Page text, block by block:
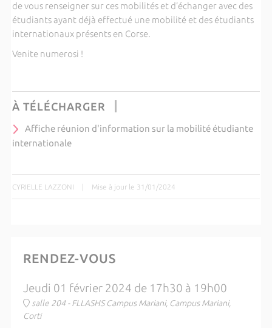
de vous renseigner sur ces mobilités et d’échanger avec des
étudiants ayant déjà effectué une mobilité et des étudiants
internationaux présents en Corse.
Venite numerosi !
À TÉLÉCHARGER
Affiche réunion d'information sur la mobilité étudiante
internationale
CYRIELLE LAZZONI | Mise à jour le 31/01/2024
RENDEZ-VOUS
Jeudi 01 février 2024 de 17h30 à 19h00
salle 204 - FLLASHS Campus Mariani, Campus Mariani,
Corti